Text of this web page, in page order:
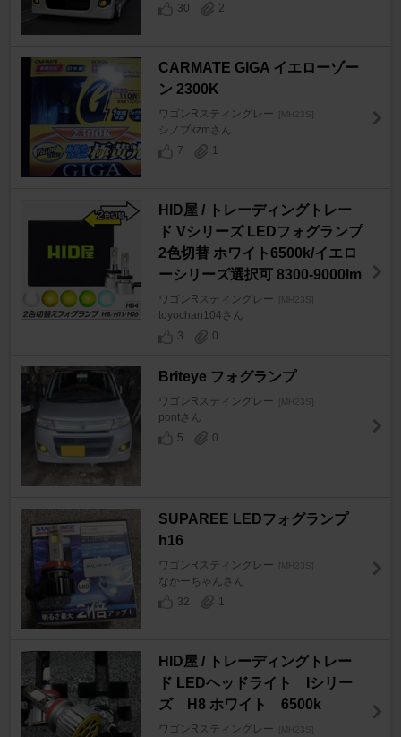
30
2
CARMATE GIGA イエローゾー
ン 2300K
ワゴンRスティングレー [MH23S]
シノブkzmさん
7
1
HID屋 / トレーディングトレー
ド Vシリーズ LEDフォグランプ
2色切替 ホワイト6500k/イエロ
ーシリーズ選択可 8300-9000lm
ワゴンRスティングレー [MH23S]
toyochan104さん
3
0
Briteye フォグランプ
ワゴンRスティングレー [MH23S]
pontさん
5
0
SUPAREE LEDフォグランプ
h16
ワゴンRスティングレー [MH23S]
なかーちゃんさん
32
1
HID屋 / トレーディングトレー
ド LEDヘッドライト Iシリー
ズ H8 ホワイト 6500k
ワゴンRスティングレー [MH23S]